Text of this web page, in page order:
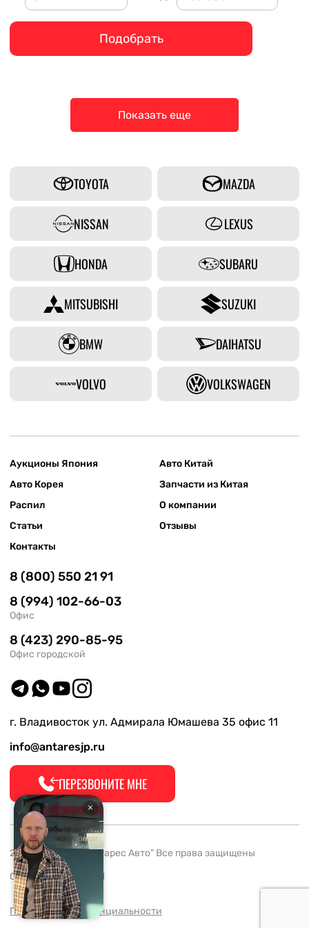
Подобрать
Показать еще
TOYOTA MAZDA
NISSAN LEXUS
HONDA SUBARU
MITSUBISHI SUZUKI
BMW DAIHATSU
VOLVO VOLKSWAGEN
Аукционы Япония
Авто Китай
Авто Корея
Запчасти из Китая
Распил
О компании
Статьи
Отзывы
Контакты
8 (800) 550 21 91
8 (994) 102-66-03
Офис
8 (423) 290-85-95
Офис городской
г. Владивосток ул. Адмирала Юмашева 35 офис 11
info@antaresjp.ru
ПЕРЕЗВОНИТЕ МНЕ
2008-2026 ООО "Антарес Авто" Все права защищены
ОГРН 1132537005061
Политика конфиденциальности